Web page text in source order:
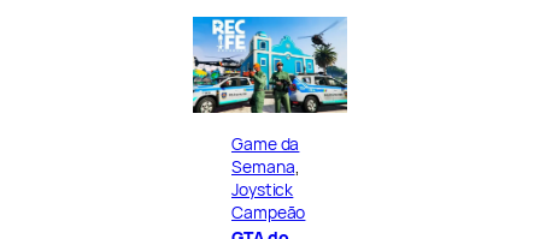
Game da
Semana
Joystick
Campeão